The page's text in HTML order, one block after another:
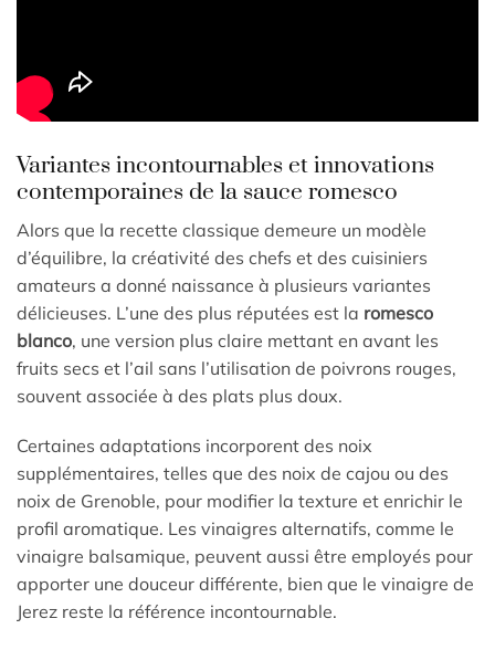
Variantes incontournables et innovations
contemporaines de la sauce romesco
Alors que la recette classique demeure un modèle
d’équilibre, la créativité des chefs et des cuisiniers
amateurs a donné naissance à plusieurs variantes
délicieuses. L’une des plus réputées est la romesco
blanco, une version plus claire mettant en avant les
fruits secs et l’ail sans l’utilisation de poivrons rouges,
souvent associée à des plats plus doux.
Certaines adaptations incorporent des noix
supplémentaires, telles que des noix de cajou ou des
noix de Grenoble, pour modifier la texture et enrichir le
profil aromatique. Les vinaigres alternatifs, comme le
vinaigre balsamique, peuvent aussi être employés pour
apporter une douceur différente, bien que le vinaigre de
Jerez reste la référence incontournable.